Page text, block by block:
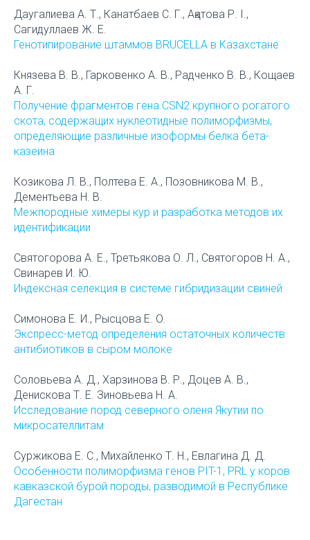
Даугалиева А. Т., Канатбаев С. Г., Ақатова Р. І.,
Сагидуллаев Ж. Е.
Генотипирование штаммов ВRUCELLA в Казахстане
Князева В. В., Гарковенко А. В., Радченко В. В., Кощаев
А. Г.
Получение фрагментов гена CSN2 крупного рогатого
скота, содержащих нуклеотидные полиморфизмы,
определяющие различные изоформы белка бета-
казеина
Козикова Л. В., Полтева Е. А., Позовникова М. В.,
Дементьева Н. В.
Межпородные химеры кур и разработка методов их
идентификации
Святогорова А. Е., Третьякова О. Л., Святогоров Н. А.,
Свинарев И. Ю.
Индексная селекция в системе гибридизации свиней
Симонова Е. И., Рысцова Е. О.
Экспресс-метод определения остаточных количеств
антибиотиков в сыром молоке
Соловьева А. Д., Харзинова В. Р., Доцев А. В.,
Денискова Т. Е. Зиновьева Н. А.
Исследование пород северного оленя Якутии по
микросателлитам
Суржикова Е. С., Михайленко Т. Н., Евлагина Д. Д.
Особенности полиморфизма генов PIT-1, PRL у коров
кавказской бурой породы, разводимой в Республике
Дагестан